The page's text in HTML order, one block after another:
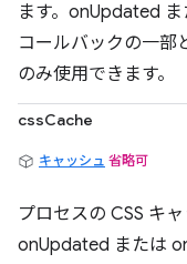
ます。onUpdated
コールバックの一部
のみ使用できます。
cssCache
キャッシュ 省略可
プロセスの CSS キ
onUpdated または